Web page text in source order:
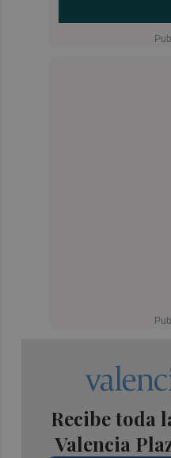
Recibe toda
Valencia